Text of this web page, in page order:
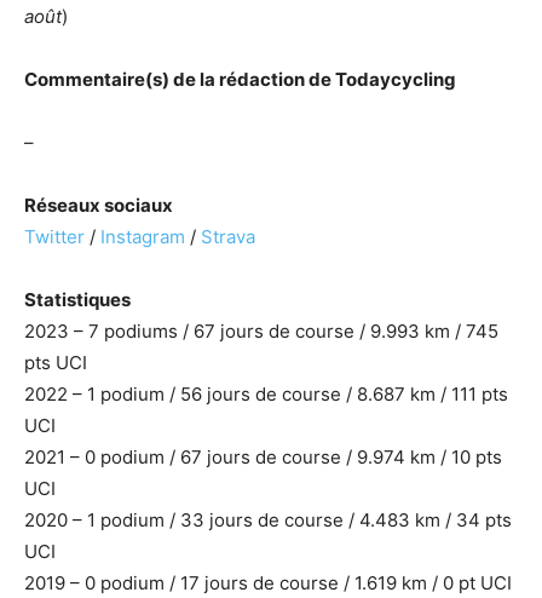
août)
Commentaire(s) de la rédaction de Todaycycling
–
Réseaux sociaux
Twitter / Instagram / Strava
Statistiques
2023 – 7 podiums / 67 jours de course / 9.993 km / 745
pts UCI
2022 – 1 podium / 56 jours de course / 8.687 km / 111 pts
UCI
2021 – 0 podium / 67 jours de course / 9.974 km / 10 pts
UCI
2020 – 1 podium / 33 jours de course / 4.483 km / 34 pts
UCI
2019 – 0 podium / 17 jours de course / 1.619 km / 0 pt UCI